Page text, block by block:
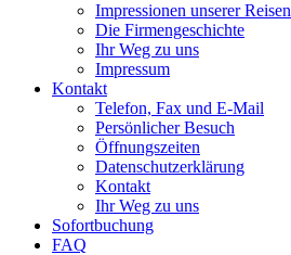
Impressionen unserer Reisen
Die Firmengeschichte
Ihr Weg zu uns
Impressum
Kontakt
Telefon, Fax und E-Mail
Persönlicher Besuch
Öffnungszeiten
Datenschutzerklärung
Kontakt
Ihr Weg zu uns
Sofortbuchung
FAQ